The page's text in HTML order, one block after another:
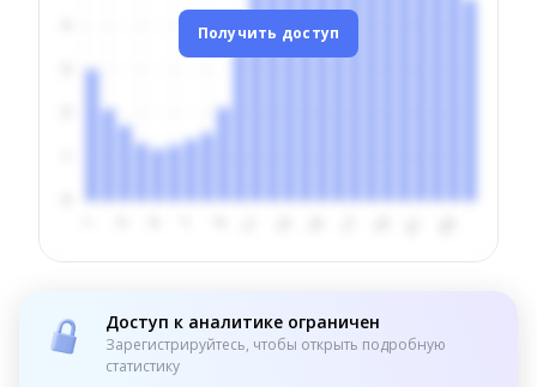
Получить доступ
Доступ к аналитике ограничен
Зарегистрируйтесь, чтобы открыть подробную
статистику